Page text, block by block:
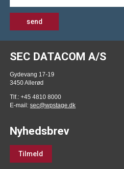
send
SEC DATACOM A/S
Gydevang 17-19
3450 Allerød
Tlf.: +45 4810 8000
E-mail:sec@wpstage.dk
Nyhedsbrev
Tilmeld